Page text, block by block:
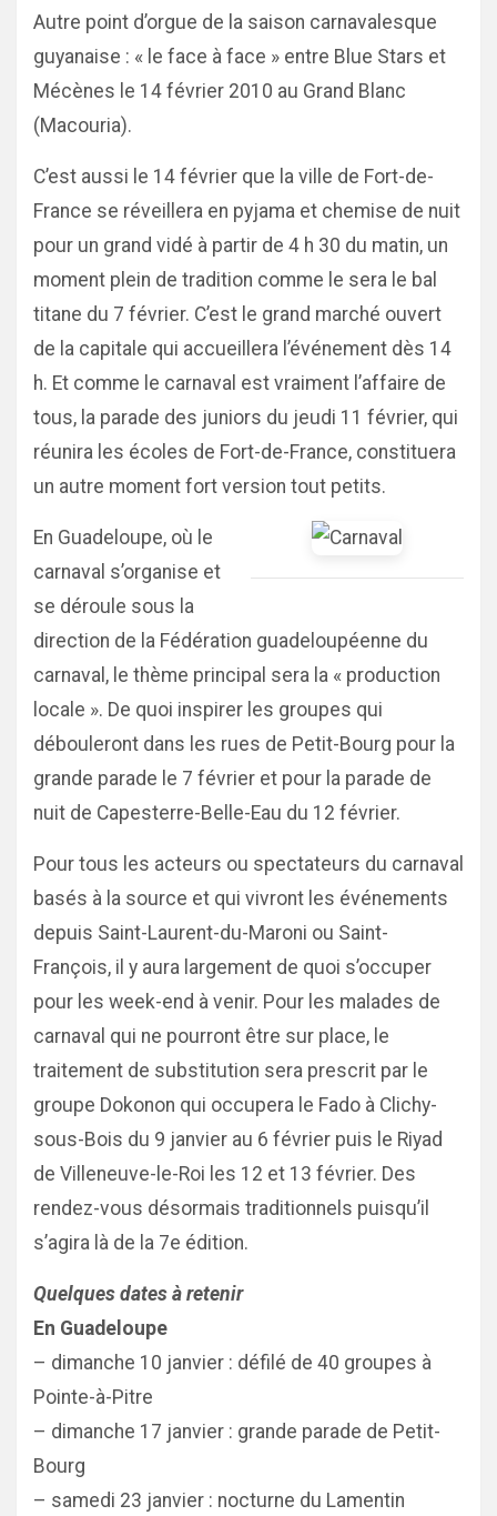
Autre point d’orgue de la saison carnavalesque
guyanaise : « le face à face » entre Blue Stars et
Mécènes le 14 février 2010 au Grand Blanc
(Macouria).
C’est aussi le 14 février que la ville de Fort-de-
France se réveillera en pyjama et chemise de nuit
pour un grand vidé à partir de 4 h 30 du matin, un
moment plein de tradition comme le sera le bal
titane du 7 février. C’est le grand marché ouvert
de la capitale qui accueillera l’événement dès 14
h. Et comme le carnaval est vraiment l’affaire de
tous, la parade des juniors du jeudi 11 février, qui
réunira les écoles de Fort-de-France, constituera
un autre moment fort version tout petits.
En Guadeloupe, où le
carnaval s’organise et
se déroule sous la
direction de la Fédération guadeloupéenne du
carnaval, le thème principal sera la « production
locale ». De quoi inspirer les groupes qui
débouleront dans les rues de Petit-Bourg pour la
grande parade le 7 février et pour la parade de
nuit de Capesterre-Belle-Eau du 12 février.
Pour tous les acteurs ou spectateurs du carnaval
basés à la source et qui vivront les événements
depuis Saint-Laurent-du-Maroni ou Saint-
François, il y aura largement de quoi s’occuper
pour les week-end à venir. Pour les malades de
carnaval qui ne pourront être sur place, le
traitement de substitution sera prescrit par le
groupe Dokonon qui occupera le Fado à Clichy-
sous-Bois du 9 janvier au 6 février puis le Riyad
de Villeneuve-le-Roi les 12 et 13 février. Des
rendez-vous désormais traditionnels puisqu’il
s’agira là de la 7e édition.
Quelques dates à retenir
En Guadeloupe
– dimanche 10 janvier : défilé de 40 groupes à
Pointe-à-Pitre
– dimanche 17 janvier : grande parade de Petit-
Bourg
– samedi 23 janvier : nocturne du Lamentin